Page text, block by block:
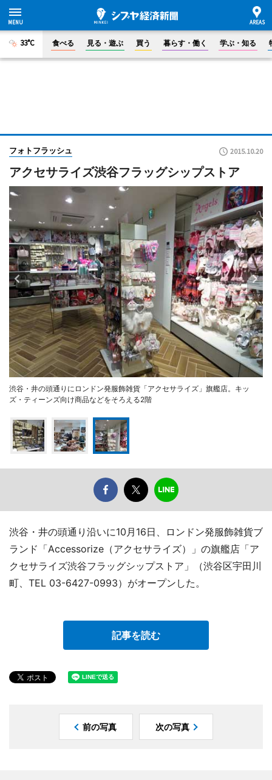
33°C 食べる 見る・遊ぶ 買う 暮らす・働く 学ぶ・知る
フォトフラッシュ 2015.10.20
アクセサライズ渋谷フラッグシップストア
渋谷・井の頭通りにロンドン発服飾雑貨「アクセサライズ」旗艦店。キッ
ズ・ティーンズ向け商品などをそろえる2階
渋谷・井の頭通り沿いに10月16日、ロンドン発服飾雑貨ブ
ランド「Accessorize（アクセサライズ）」の旗艦店「ア
クセサライズ渋谷フラッグシップストア」（渋谷区宇田川
町、TEL 03-6427-0993）がオープンした。
記事を読む
前の写真 次の写真